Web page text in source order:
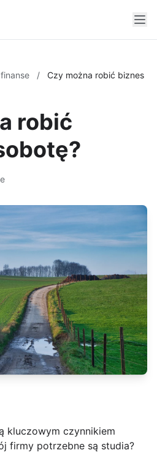
/
Czy można robić biznes
robić
kluczowym czynnikiem
firmy potrzebne są studia?